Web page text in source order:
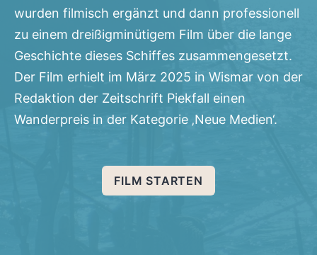
wurden filmisch ergänzt und dann professionell
zu einem dreißigminütigem Film über die lange
Geschichte dieses Schiffes zusammengesetzt.
Der Film erhielt im März 2025 in Wismar von der
Redaktion der Zeitschrift Piekfall einen
Wanderpreis in der Kategorie ‚Neue Medien‘.
FILM STARTEN